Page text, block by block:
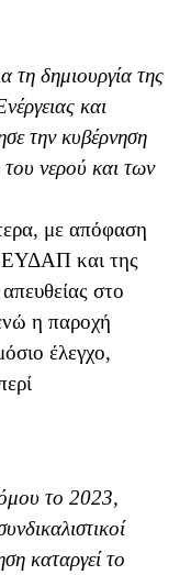
τη δημιουργία της
και
την κυβέρνηση
του νερού και των
με απόφαση
ΕΥΔΑΠ και της
στο
η παροχή
έλεγχο,
το 2023,
καταργεί το